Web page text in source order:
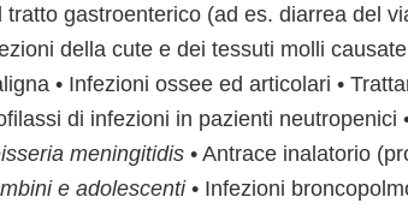
tratto gastroenterico (ad es. diarrea del
della cute e dei tessuti molli
• Infezioni ossee ed articolari •
di infezioni in pazienti neutropenici
meningitidis • Antrace inalatorio
e adolescenti• Infezioni